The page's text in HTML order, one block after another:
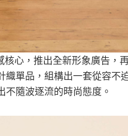
核心，推出全新形象廣告，
單品，組構出一套從容不
隨波逐流的時尚態度。